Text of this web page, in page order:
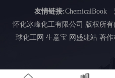
友情链接:ChemicalBook
怀化冰峰化工有限公司
版权所有
球化工网 生意宝 网盛建站 著作